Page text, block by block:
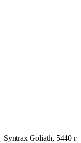
Syntrax Goliath, 5440 г